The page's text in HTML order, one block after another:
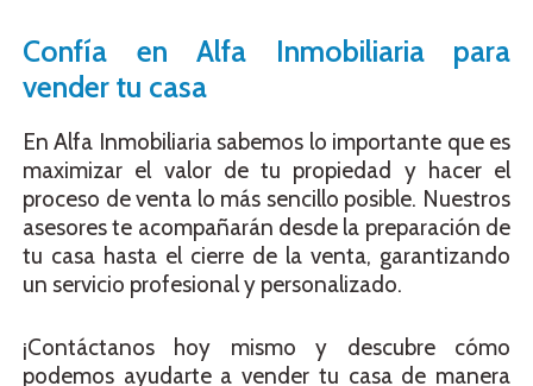
Confía en Alfa Inmobiliaria para
vender tu casa
En Alfa Inmobiliaria sabemos lo importante que es
maximizar el valor de tu propiedad y hacer el
proceso de venta lo más sencillo posible. Nuestros
asesores te acompañarán desde la preparación de
tu casa hasta el cierre de la venta, garantizando
un servicio profesional y personalizado.
¡Contáctanos hoy mismo y descubre cómo
podemos ayudarte a vender tu casa de manera